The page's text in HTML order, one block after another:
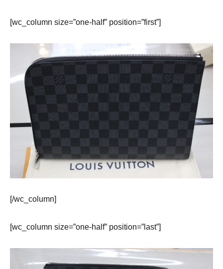
[wc_column size=”one-half” position=”first”]
[/wc_column]
[wc_column size=”one-half” position=”last”]